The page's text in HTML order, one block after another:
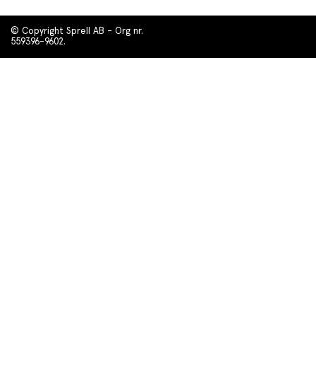
© Copyright Sprell AB - Org nr.
559396-9602.